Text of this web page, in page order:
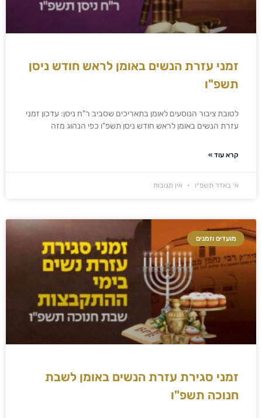
זמני עזרת הנשים באומן לראש חודש ניסן
תשפ"ו
לטובת ציבור הנוסעים לאומן בתאריכים שסביב ר"ח ניסן: עדכון זמני
עזרת הנשים באומן לראש חודש ניסן תשפ"ו כפי הנהוג מזה
קרא עוד »
א׳ באדר תשפ״ו אין תגובות
מועדים וזמנים
זמני סגירת עזרת הנשים באומן לשבת
חנוכה תשפ"ו